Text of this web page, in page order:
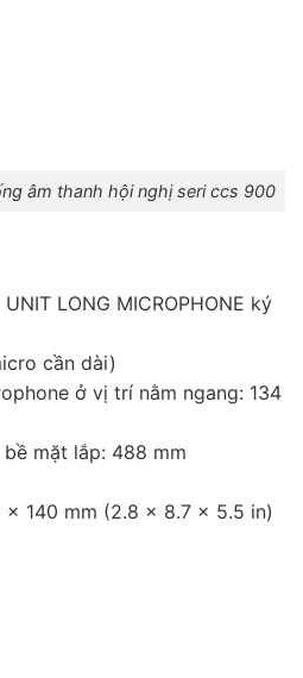
âm thanh hội nghị seri ccs 900
LONG MICROPHONE ký
cần dài)
ở vị trí nằm ngang: 134
mặt lắp: 488 mm
140 mm (2.8 x 8.7 x 5.5 in)